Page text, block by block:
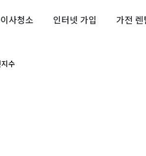
사청소 인터넷 가입 가전 렌
수